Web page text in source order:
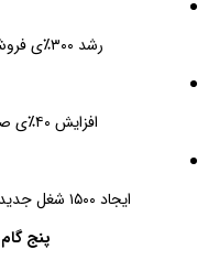
رشد ۳۰۰٪ی فروش آنلاین پارچه در ۲ سال اخیر
افزایش ۴۰٪ی صادرات پارچه‌های سنتی ایرانی
ایجاد ۱۵۰۰ شغل جدید در بخش دیجیتال صنعت نساجی
پنج